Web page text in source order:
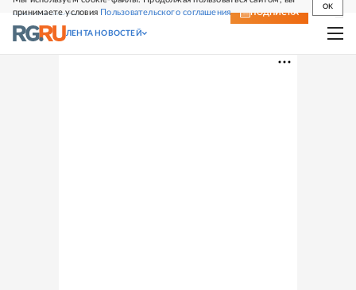
принимаете условия Пользовательского соглашения
OK
СВЕЖИЙ НОМЕР ПОДПИСКА
ЛЕНТА НОВОСТЕЙ